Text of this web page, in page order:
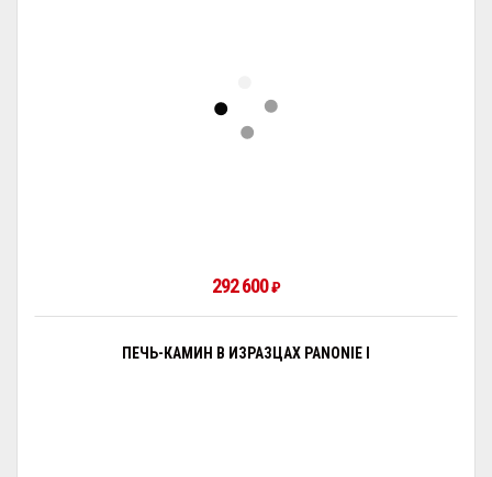
292 600₽
ПЕЧЬ-КАМИН В ИЗРАЗЦАХ PANONIE I